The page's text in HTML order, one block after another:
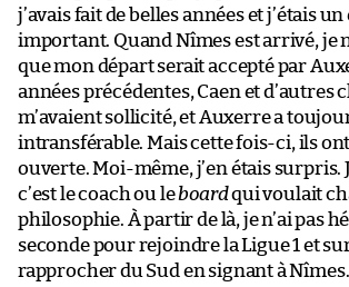
j’avais fait de belles années et j’étais
important. Quand Nîmes est arrivé, je
que mon départ serait accepté par
années précédentes, Caen et d’autres
m’avaient sollicité, et Auxerre a
intransférable. Mais cette fois-ci, ils
ouverte. Moi-même, j’en étais surpris.
c’est le coach ou leboardqui voulait
philosophie. À partir de là, je n’ai pas
seconde pour rejoindre la Ligue 1 et
rapprocher du Sud en signant à Nîmes.